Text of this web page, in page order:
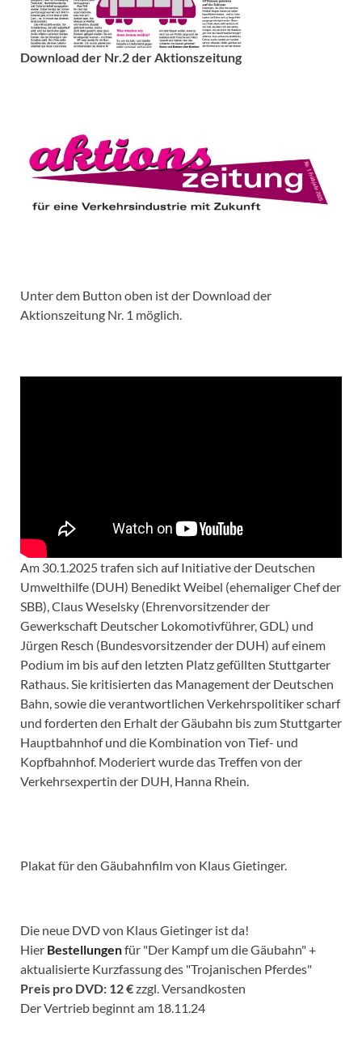
Download der Nr.2 der Aktionszeitung
Unter dem Button oben ist der Download der
Aktionszeitung Nr. 1 möglich.
Am 30.1.2025 trafen sich auf Initiative der Deutschen
Umwelthilfe (DUH) Benedikt Weibel (ehemaliger Chef der
SBB), Claus Weselsky (Ehrenvorsitzender der
Gewerkschaft Deutscher Lokomotivführer, GDL) und
Jürgen Resch (Bundesvorsitzender der DUH) auf einem
Podium im bis auf den letzten Platz gefüllten Stuttgarter
Rathaus. Sie kritisierten das Management der Deutschen
Bahn, sowie die verantwortlichen Verkehrspolitiker scharf
und forderten den Erhalt der Gäubahn bis zum Stuttgarter
Hauptbahnhof und die Kombination von Tief- und
Kopfbahnhof. Moderiert wurde das Treffen von der
Verkehrsexpertin der DUH, Hanna Rhein.
Plakat für den Gäubahnfilm von Klaus Gietinger.
Die neue DVD von Klaus Gietinger ist da!
Hier Bestellungenfür "Der Kampf um die Gäubahn" +
aktualisierte Kurzfassung des "Trojanischen Pferdes"
Preis pro DVD: 12 €zzgl. Versandkosten
Der Vertrieb beginnt am 18.11.24